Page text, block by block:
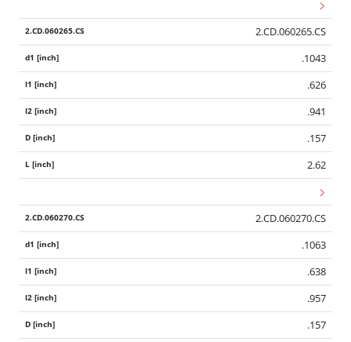
2.CD.060265.CS
.1043
.626
.941
.157
2.62
2.CD.060270.CS
.1063
.638
.957
.157